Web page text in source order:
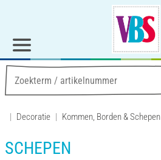
Decoratie Kommen, Borden & Schepen
SCHEPEN